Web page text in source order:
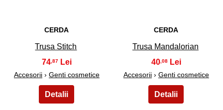
CERDA
Trusa Stitch
74 ,87
Accesorii› Genti cosmetice
CERDA
Trusa Mandalorian
40,08
Accesorii› Genti cosmetice